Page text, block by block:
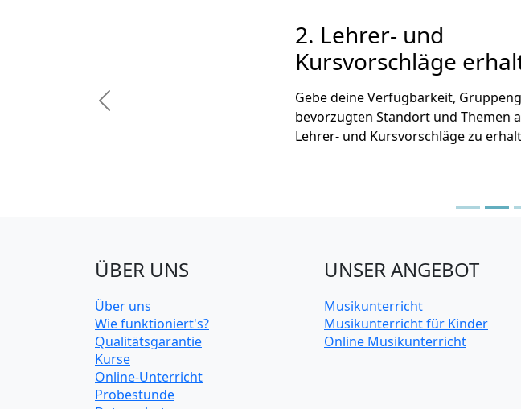
2. Lehrer- und
Kursvorschläge erhalten
Gebe deine Verfügbarkeit, Gruppengröße,
bevorzugten Standort und Themen an, um
Lehrer- und Kursvorschläge zu erhalten.
Previous
ÜBER UNS
Über uns
Wie funktioniert's?
Qualitätsgarantie
Kurse
Online-Unterricht
Probestunde
UNSER ANGEBOT
Musikunterricht
Musikunterricht für Kinder
Online Musikunterricht